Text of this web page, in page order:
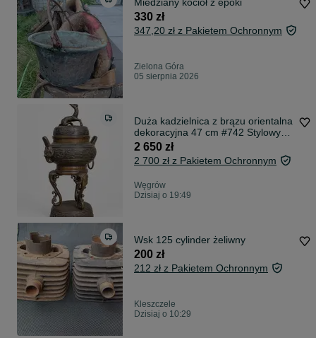
Miedziany kocioł z epoki
330 zł
347,20 zł z Pakietem Ochronnym
Zielona Góra
05 sierpnia 2026
Duża kadzielnica z brązu orientalna
dekoracyjna 47 cm #742 Stylowy
Węgrów
2 650 zł
2 700 zł z Pakietem Ochronnym
Węgrów
Dzisiaj o 19:49
Wsk 125 cylinder żeliwny
200 zł
212 zł z Pakietem Ochronnym
Kleszczele
Dzisiaj o 10:29